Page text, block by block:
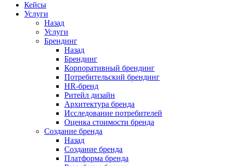
Кейсы
Услуги
Назад
Услуги
Брендинг
Назад
Брендинг
Корпоративный брендинг
Потребительский брендинг
НR-бренд
Ритейл дизайн
Архитектура бренда
Исследование потребителей
Оценка стоимости бренда
Создание бренда
Назад
Создание бренда
Платформа бренда